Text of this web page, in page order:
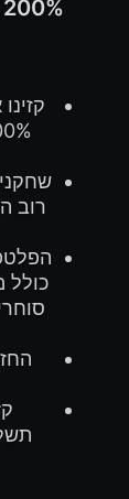
רוב
כולל